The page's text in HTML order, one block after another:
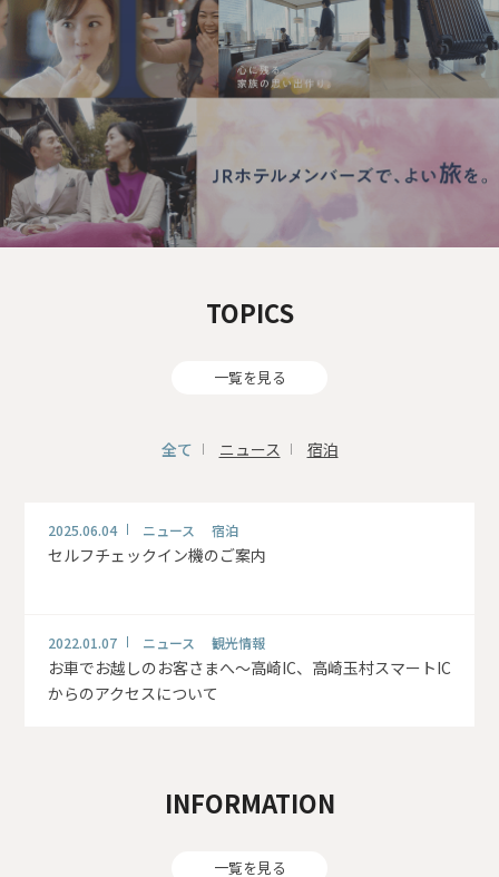
TOPICS
一覧を見る
全て ニュース 宿泊
2025.06.04 ニュース 宿泊
セルフチェックイン機のご案内
2022.01.07 ニュース 観光情報
お車でお越しのお客さまへ～高崎IC、高崎玉村スマートIC
からのアクセスについて
INFORMATION
一覧を見る